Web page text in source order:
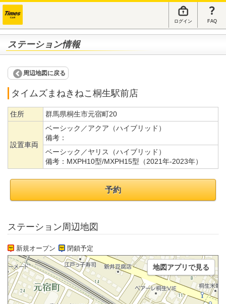
ログイン FAQ
ステーション情報
周辺地図に戻る
タイムズまねきねこ桐生駅前店
住所 群馬県桐生市元宿町20
設置車両
ベーシック／アクア（ハイブリッド）
備考：
ベーシック／ヤリス（ハイブリッド）
備考： MXPH10型/MXPH15型（2021年-2023年）
予約
ステーション周辺地図
新規オープン 閉鎖予定
地図アプリで見る